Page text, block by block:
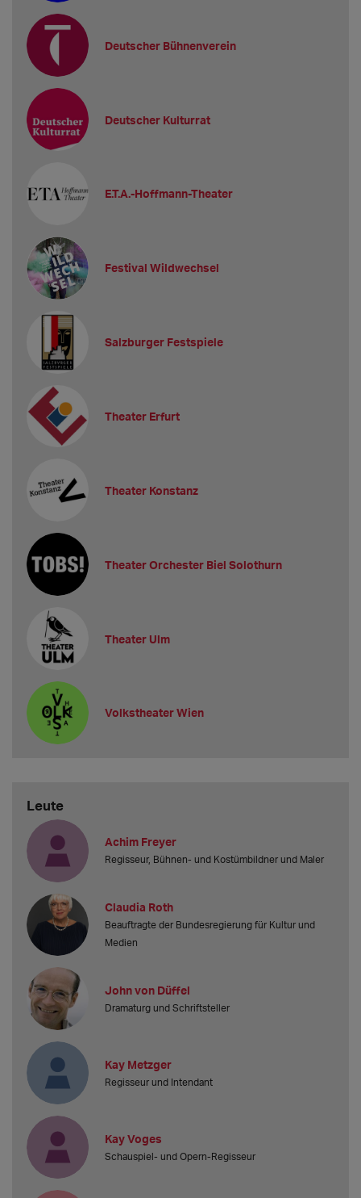
Deutscher Bühnenverein
Deutscher Kulturrat
E.T.A.-Hoffmann-Theater
Festival Wildwechsel
Salzburger Festspiele
Theater Erfurt
Theater Konstanz
Theater Orchester Biel Solothurn
Theater Ulm
Volkstheater Wien
Leute
Achim Freyer
Regisseur, Bühnen- und Kostümbildner und Maler
Claudia Roth
Beauftragte der Bundesregierung für Kultur und
Medien
John von Düffel
Dramaturg und Schriftsteller
Kay Metzger
Regisseur und Intendant
Kay Voges
Schauspiel- und Opern-Regisseur